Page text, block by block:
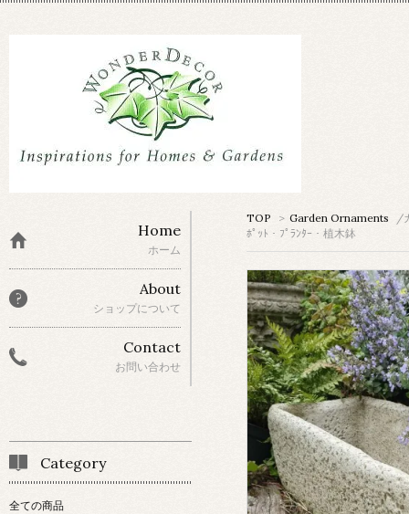
TOP > Garden Ornaments
/
ﾎﾟｯﾄ・ﾌﾟﾗﾝﾀｰ・植木鉢
Home
ホーム
About
ショップについて
Contact
お問い合わせ
Category
全ての商品